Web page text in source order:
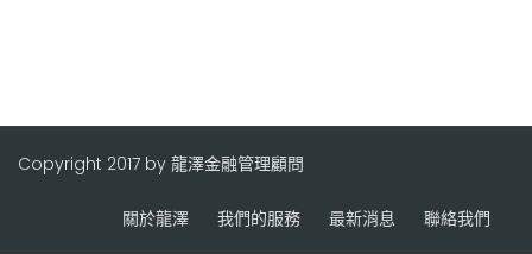
Copyright 2017 by 龍澤金融管理顧問
關於龍澤 我們的服務 最新消息 聯絡我們